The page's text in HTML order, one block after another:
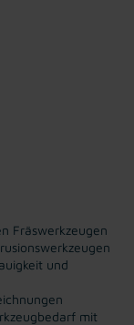
Fräswerkzeugen
und
mit